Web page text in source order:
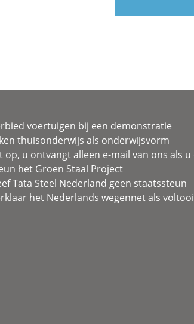
voertuigen bij een demonstratie
thuisonderwijs als onderwijsvorm
op, u ontvangt alleen e-mail van ons als
het Groen Staal Project
Tata Steel Nederland geen staatssteun
het Nederlands wegennet als